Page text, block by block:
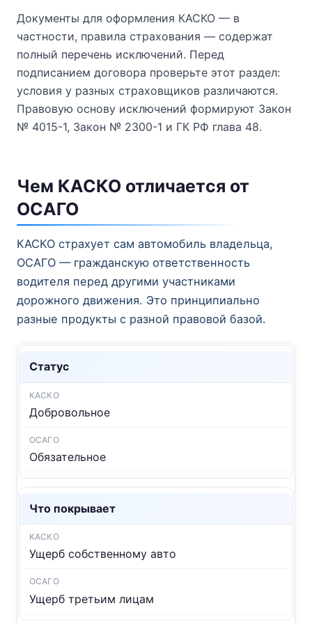
Документы для оформления КАСКО — в
частности, правила страхования — содержат
полный перечень исключений. Перед
подписанием договора проверьте этот раздел:
условия у разных страховщиков различаются.
Правовую основу исключений формируют Закон
№ 4015-1, Закон № 2300-1 и ГК РФ глава 48.
Чем КАСКО отличается от
ОСАГО
КАСКО страхует сам автомобиль владельца,
ОСАГО — гражданскую ответственность
водителя перед другими участниками
дорожного движения. Это принципиально
разные продукты с разной правовой базой.
Статус
Добровольное
Обязательное
Что покрывает
Ущерб собственному авто
Ущерб третьим лицам